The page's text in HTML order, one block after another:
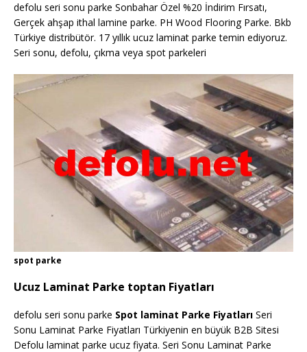
defolu seri sonu parke Sonbahar Özel %20 İndirim Fırsatı,
Gerçek ahşap ithal lamine parke. PH Wood Flooring Parke. Bkb
Türkiye distribütör. 17 yıllık ucuz laminat parke temin ediyoruz.
Seri sonu, defolu, çıkma veya spot parkeleri
spot parke
Ucuz Laminat Parke toptan Fiyatları
defolu seri sonu parke Spot laminat Parke Fiyatları Seri
Sonu Laminat Parke Fiyatları Türkiyenin en büyük B2B Sitesi
Defolu laminat parke ucuz fiyata. Seri Sonu Laminat Parke